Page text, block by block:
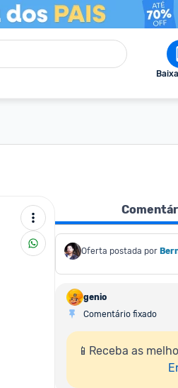
Oferta postada por
genio
Comentário fixado
📱Receba as